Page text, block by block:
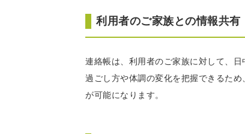
利用者のご家族との情報共有
連絡帳は、利用者のご家族に対して、
過ごし方や体調の変化を把握できるた
が可能になります。